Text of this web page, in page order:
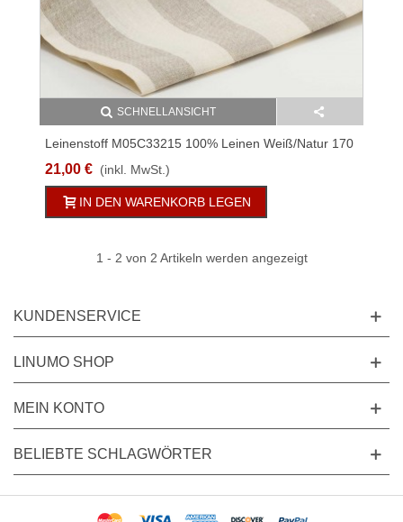
SCHNELLANSICHT
Leinenstoff M05C33215 100% Leinen Weiß/Natur 170
G/qm 220cm Streifen 5cm
21,00 € (inkl. MwSt.)
IN DEN WARENKORB LEGEN
1 - 2 von 2 Artikeln werden angezeigt
KUNDENSERVICE
LINUMO SHOP
MEIN KONTO
BELIEBTE SCHLAGWÖRTER